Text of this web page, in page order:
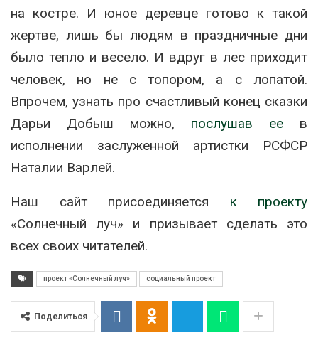
на костре. И юное деревце готово к такой
жертве, лишь бы людям в праздничные дни
было тепло и весело. И вдруг в лес приходит
человек, но не с топором, а с лопатой.
Впрочем, узнать про счастливый конец сказки
Дарьи Добыш можно, послушав ее в
исполнении заслуженной артистки РСФСР
Наталии Варлей.
Наш сайт присоединяется к проекту
«Солнечный луч» и призывает сделать это
всех своих читателей.
проект «Солнечный луч» социальный проект
Поделиться